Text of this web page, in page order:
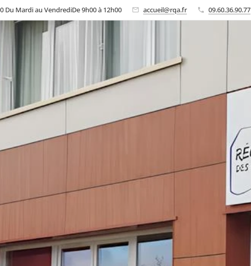
Du Mardi au VendrediDe 9h00 à 12h00 accueil@rqa.fr 09.60.36.90.77